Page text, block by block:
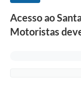
Acesso ao
Motoristas